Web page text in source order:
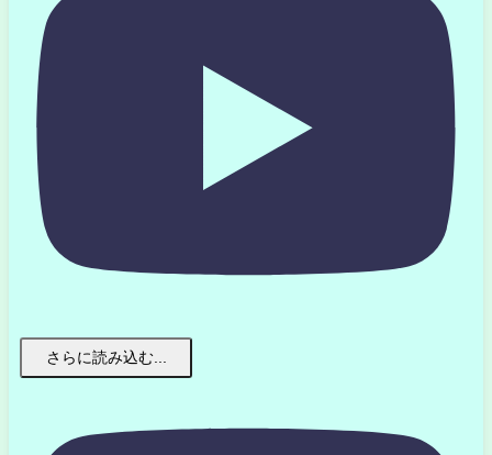
さらに読み込む...